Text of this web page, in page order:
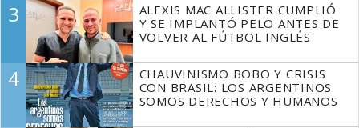
3
ALEXIS MAC ALLISTER CUMPLIÓ
Y SE IMPLANTÓ PELO ANTES DE
VOLVER AL FÚTBOL INGLÉS
4
CHAUVINISMO BOBO Y CRISIS
CON BRASIL: LOS ARGENTINOS
SOMOS DERECHOS Y HUMANOS